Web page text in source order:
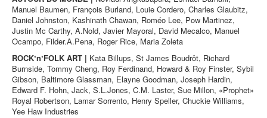
Manuel Baumen, François Burland, Louie Cordero, Charles Glaubitz,
Daniel Johnston, Kashinath Chawan, Roméo Lee, Pow Martinez,
Justin Mc Carthy, A.Nold, Javier Mayoral, David Mecalco, Manuel
Ocampo, Filder.A.Pena, Roger Rice, Maria Zoleta
ROCKʼnʼFOLK ART | Kata Billups, St James Boudrôt, Richard
Burnside, Tommy Cheng, Roy Ferdinand, Howard & Roy Finster, Sybil
Gibson, Baltimore Glassman, Elayne Goodman, Joseph Hardin,
Edward F. Hohn, Jack, S.L.Jones, C.M. Laster, Sue Millon, «Prophet»
Royal Robertson, Lamar Sorrento, Henry Speller, Chuckie Williams,
Yee Haw Industries